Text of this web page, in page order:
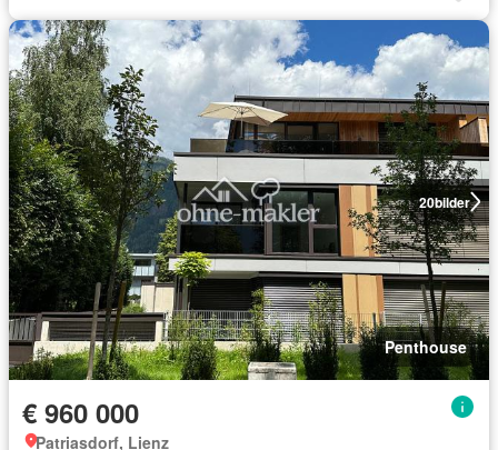
20bilder
Penthouse
€ 960 000
Patriasdorf, Lienz